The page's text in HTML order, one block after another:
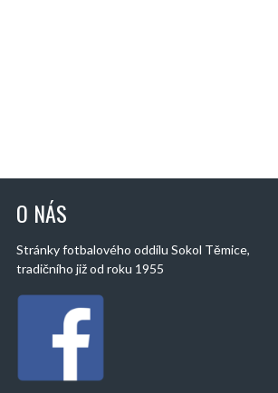
O NÁS
Stránky fotbalového oddílu Sokol Těmice,
tradičního již od roku 1955